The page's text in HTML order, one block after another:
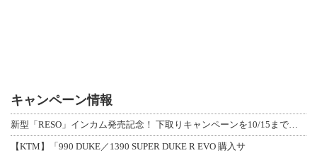
キャンペーン情報
新型「RESO」インカム発売記念！ 下取りキャンペーンを10/15まで延長して開
【KTM】「990 DUKE／1390 SUPER DUKE R EVO 購入サ